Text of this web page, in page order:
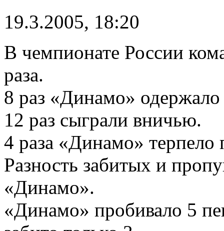
19.3.2005, 18:20
В чемпионате России
раза.
8 раз «Динамо» одержало
12 раз сыграли вничью.
4 раза «Динамо» терпело
Разность забитых и
«Динамо».
«Динамо» пробивало 5